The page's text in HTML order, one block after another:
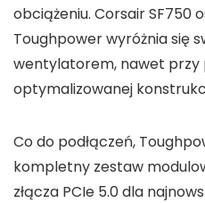
obciążeniu. Corsair SF750
Toughpower wyróżnia się
wentylatorem, nawet przy
optymalizowanej
Co do podłączeń,
kompletny zestaw
złącza PCIe 5.0 dla